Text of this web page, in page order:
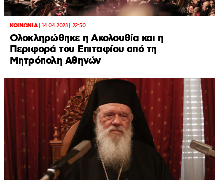
ΚΟΙΝΩΝΙΑ|14.04.2023 | 22:50
Ολοκληρώθηκε η Ακολουθία και η
Περιφορά του Επιταφίου από τη
Μητρόπολη Αθηνών